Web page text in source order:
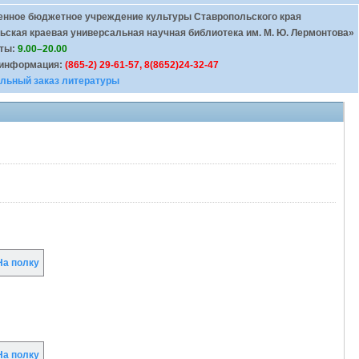
бюджетное учреждение культуры Ставропольского края
краевая универсальная научная библиотека им. М. Ю. Лермонтова»
9.00–20.00
(865-2) 29-61-57, 8(8652)24-32-47
заказ литературы
полку
полку